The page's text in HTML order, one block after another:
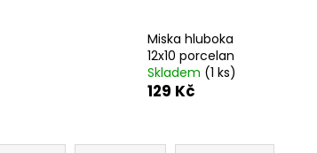
Miska hluboka
12x10 porcelan
Skladem (1 ks)
129 Kč